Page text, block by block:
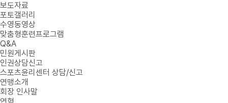
보도자료
포토갤러리
수영동영상
맞춤형훈련프로그램
Q&A
민원게시판
인권상담신고
스포츠윤리센터 상담/신고
연맹소개
회장 인사말